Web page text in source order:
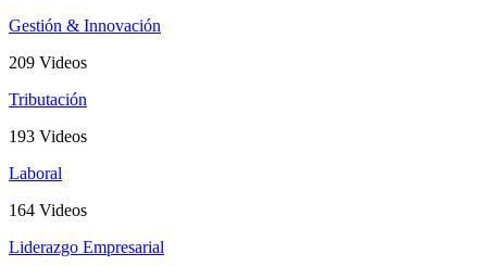
Gestión & Innovación
209 Videos
Tributación
193 Videos
Laboral
164 Videos
Liderazgo Empresarial